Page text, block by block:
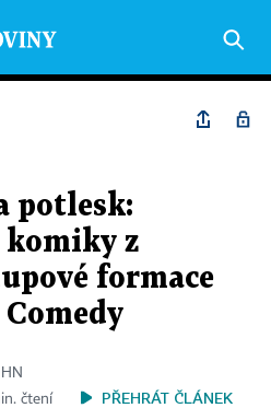
potlesk:
komiky z
formace
čtení
PŘEHRÁT ČLÁNEK